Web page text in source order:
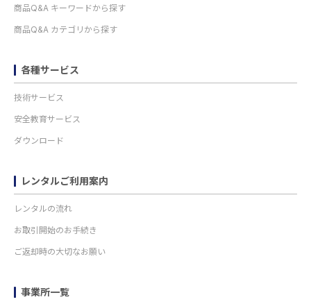
商品Q&A キーワードから探す
商品Q&A カテゴリから探す
各種サービス
技術サービス
安全教育サービス
ダウンロード
レンタルご利用案内
レンタルの流れ
お取引開始のお手続き
ご返却時の大切なお願い
事業所一覧